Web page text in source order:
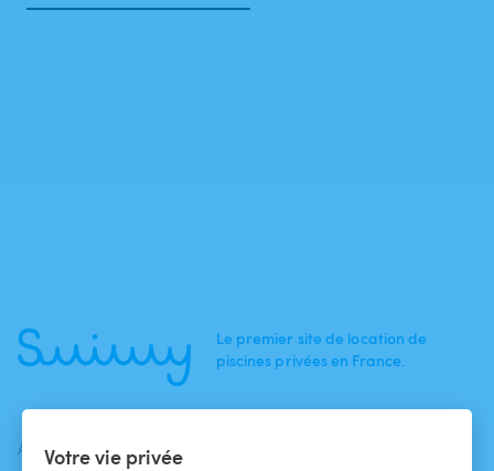
Votre vie privée
Le premier site de location de
piscines privées en France.
ACTUALITÉS